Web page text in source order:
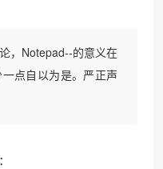
，Notepad--的意义在
点自以为是。严正声